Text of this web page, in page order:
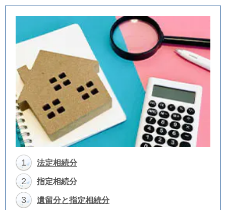
1 法定相続分
2 指定相続分
3 遺留分と指定相続分